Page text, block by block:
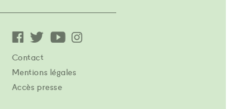
Contact
Mentions légales
Accès presse